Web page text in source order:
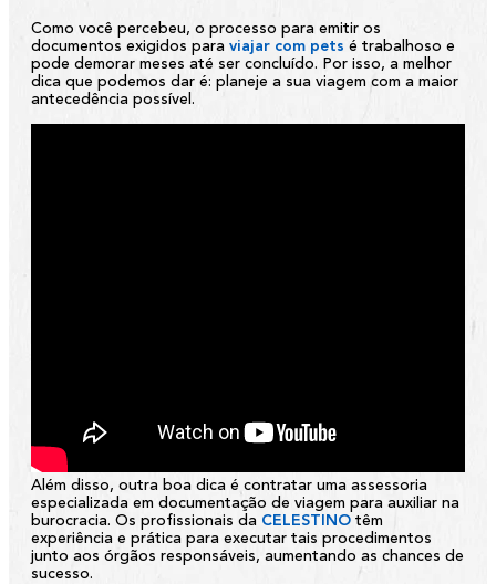
Como você percebeu, o processo para emitir os
documentos exigidos para viajar com pets é trabalhoso e
pode demorar meses até ser concluído. Por isso, a melhor
dica que podemos dar é: planeje a sua viagem com a maior
antecedência possível.
Além disso, outra boa dica é contratar uma assessoria
especializada em documentação de viagem para auxiliar na
burocracia. Os profissionais da CELESTINO têm
experiência e prática para executar tais procedimentos
junto aos órgãos responsáveis, aumentando as chances de
sucesso.